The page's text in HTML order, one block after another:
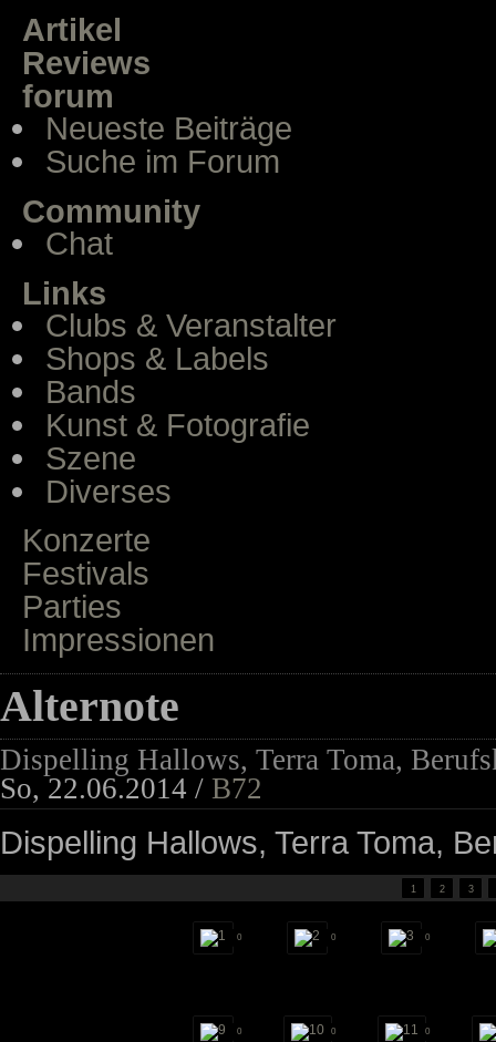
Artikel
Reviews
forum
Neueste Beiträge
Suche im Forum
Community
Chat
Links
Clubs & Veranstalter
Shops & Labels
Bands
Kunst & Fotografie
Szene
Diverses
Konzerte
Festivals
Parties
Impressionen
Alternote
Dispelling Hallows, Terra Toma,
So, 22.06.2014 / B72
Dispelling Hallows, Terra Toma,
1 2 3
0 0 0
0 0 0